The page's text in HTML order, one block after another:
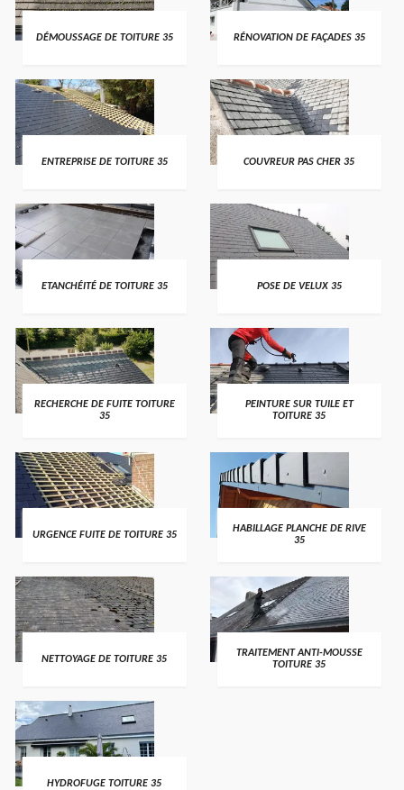
DÉMOUSSAGE DE TOITURE 35 RÉNOVATION DE FAÇADES 35
ENTREPRISE DE TOITURE 35 COUVREUR PAS CHER 35
ETANCHÉITÉ DE TOITURE 35 POSE DE VELUX 35
RECHERCHE DE FUITE TOITURE
35
PEINTURE SUR TUILE ET
TOITURE 35
URGENCE FUITE DE TOITURE 35
HABILLAGE PLANCHE DE RIVE
35
NETTOYAGE DE TOITURE 35
TRAITEMENT ANTI-MOUSSE
TOITURE 35
HYDROFUGE TOITURE 35